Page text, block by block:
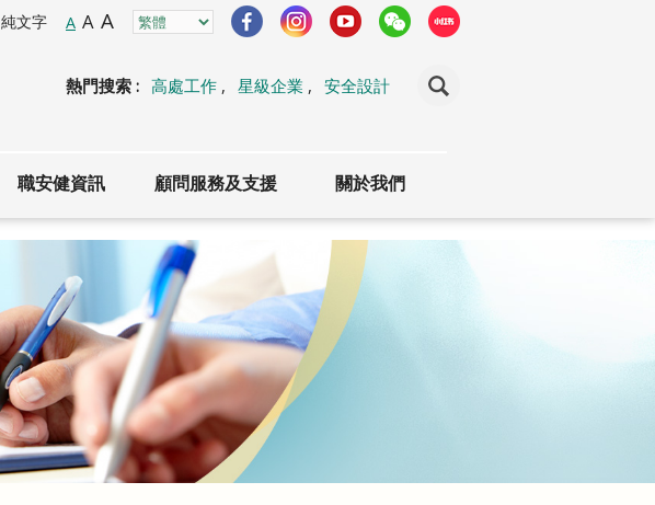
純文字 A A A
熱門搜索 : 高處工作 , 星級企業 , 安全設計
職安健資訊 顧問服務及支援 關於我們